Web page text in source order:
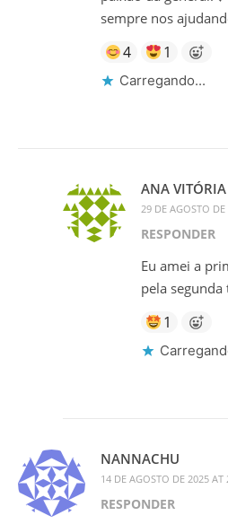
sempre nos
4 1
Carregando...
ANA VITÓRIA
29 DE AGOSTO
RESPONDER
Eu amei a
pela
1
NANNACHU
14 DE AGOSTO DE 2025 AT
RESPONDER